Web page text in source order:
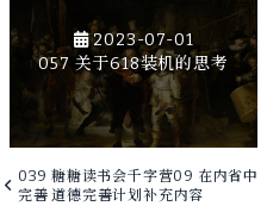
2023-07-01
057 关于618装机的思考
039 糖糖读书会千字营09 在内省中
完善 道德完善计划补充内容